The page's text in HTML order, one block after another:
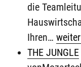
die
Ihren…
THE JUNGLE